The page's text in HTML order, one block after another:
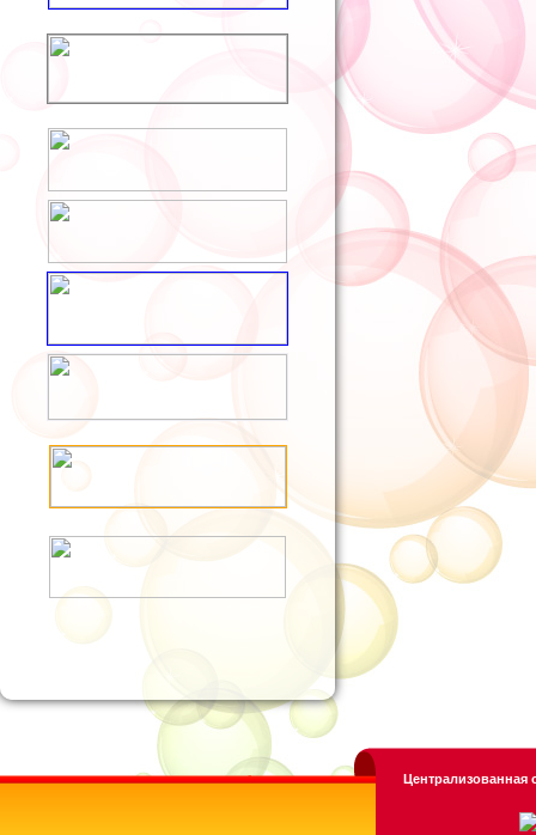
Централизованная